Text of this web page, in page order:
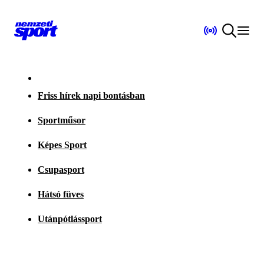
Friss hírek napi bontásban
Sportműsor
Képes Sport
Csupasport
Hátsó füves
Utánpótlássport